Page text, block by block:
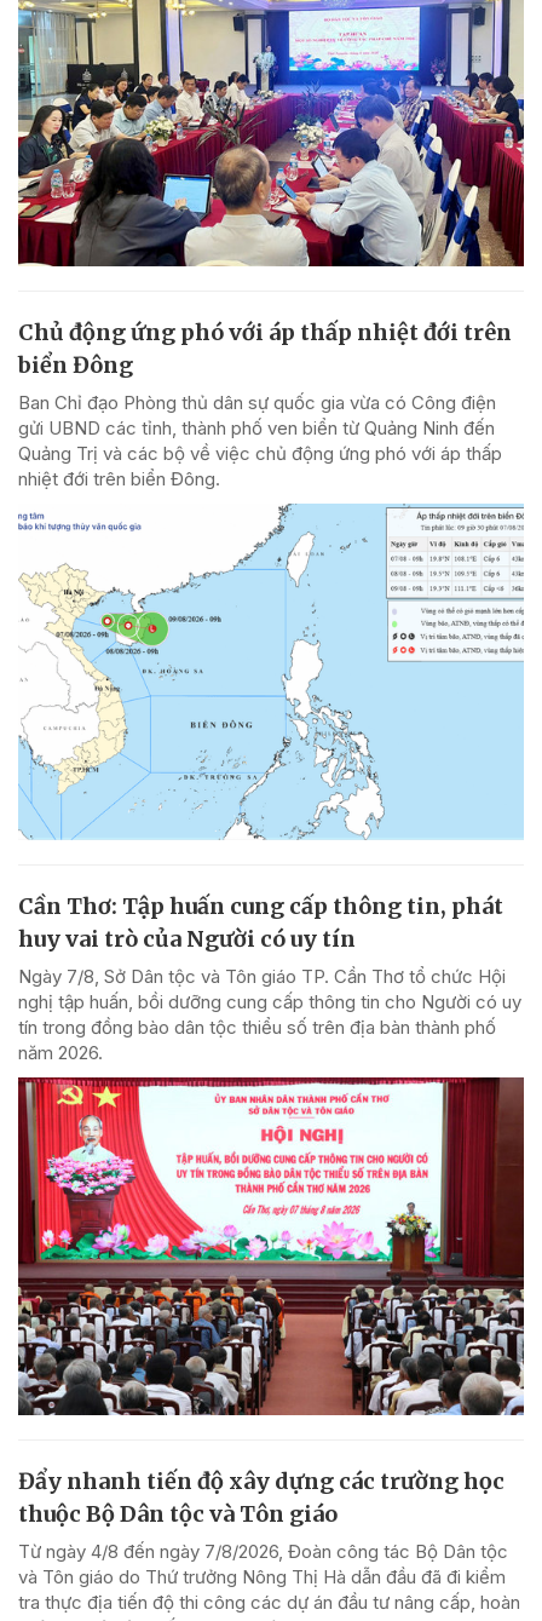
Chủ động ứng phó với áp thấp nhiệt đới trên
biển Đông
Ban Chỉ đạo Phòng thủ dân sự quốc gia vừa có Công điện
gửi UBND các tỉnh, thành phố ven biển từ Quảng Ninh đến
Quảng Trị và các bộ về việc chủ động ứng phó với áp thấp
nhiệt đới trên biển Đông.
Cần Thơ: Tập huấn cung cấp thông tin, phát
huy vai trò của Người có uy tín
Ngày 7/8, Sở Dân tộc và Tôn giáo TP. Cần Thơ tổ chức Hội
nghị tập huấn, bồi dưỡng cung cấp thông tin cho Người có uy
tín trong đồng bào dân tộc thiểu số trên địa bàn thành phố
năm 2026.
Đẩy nhanh tiến độ xây dựng các trường học
thuộc Bộ Dân tộc và Tôn giáo
Từ ngày 4/8 đến ngày 7/8/2026, Đoàn công tác Bộ Dân tộc
và Tôn giáo do Thứ trưởng Nông Thị Hà dẫn đầu đã đi kiểm
tra thực địa tiến độ thi công các dự án đầu tư nâng cấp, hoàn